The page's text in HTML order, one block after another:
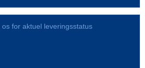
os for aktuel leveringsstatus